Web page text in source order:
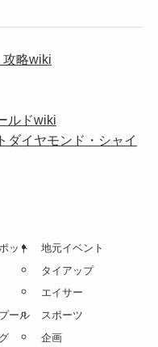
攻略wiki
ルドwiki
ダイヤモンド・シャイ
ット
ール
地元イベント
タイアップ
エイサー
スポーツ
企画